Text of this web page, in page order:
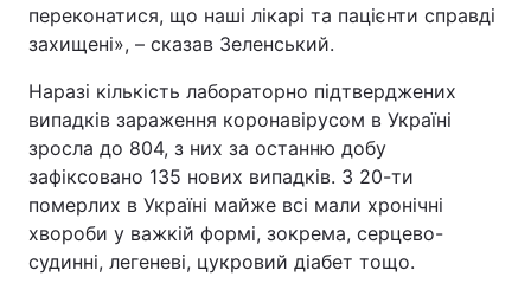
переконатися, що наші лікарі та пацієнти справді
захищені», – сказав Зеленський.
Наразі кількість лабораторно підтверджених
випадків зараження коронавірусом в Україні
зросла до 804, з них за останню добу
зафіксовано 135 нових випадків. З 20-ти
померлих в Україні майже всі мали хронічні
хвороби у важкій формі, зокрема, серцево-
судинні, легеневі, цукровий діабет тощо.